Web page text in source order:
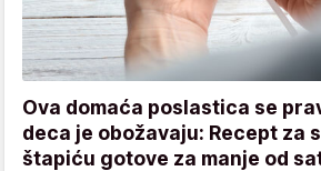
Ova domaća poslastica se
deca je obožavaju: Recept za
štapiću gotove za manje od